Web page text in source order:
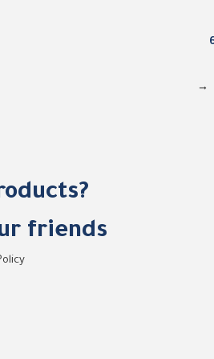
→
friends!